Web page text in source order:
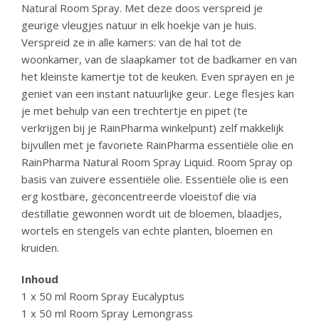
Natural Room Spray. Met deze doos verspreid je
geurige vleugjes natuur in elk hoekje van je huis.
Verspreid ze in alle kamers: van de hal tot de
woonkamer, van de slaapkamer tot de badkamer en van
het kleinste kamertje tot de keuken. Even sprayen en je
geniet van een instant natuurlijke geur. Lege flesjes kan
je met behulp van een trechtertje en pipet (te
verkrijgen bij je RainPharma winkelpunt) zelf makkelijk
bijvullen met je favoriete RainPharma essentiële olie en
RainPharma Natural Room Spray Liquid. Room Spray op
basis van zuivere essentiële olie. Essentiële olie is een
erg kostbare, geconcentreerde vloeistof die via
destillatie gewonnen wordt uit de bloemen, blaadjes,
wortels en stengels van echte planten, bloemen en
kruiden.
Inhoud
1 x 50 ml Room Spray Eucalyptus
1 x 50 ml Room Spray Lemongrass